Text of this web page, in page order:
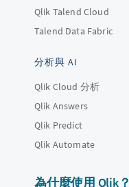
Qlik Talend Cloud
Talend Data Fabric
分析與 AI
Qlik Cloud 分析
Qlik Answers
Qlik Predict
Qlik Automate
為什麼使用 Qlik？